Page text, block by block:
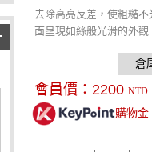
去除高亮反差，使粗糙不
面呈現如絲般光滑的外觀
會員價： 2200 NTD
購物金